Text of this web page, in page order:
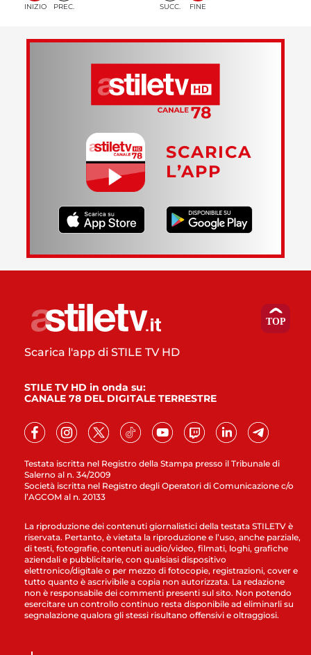
INIZIO PREC. SUCC. FINE
SCARICA
L’APP
Testata iscritta nel Registro della Stampa presso il Tribunale di
Salerno al n. 34/2009
Società iscritta nel Registro degli Operatori di Comunicazione c/o
l’AGCOM al n. 20133
Scarica l'app di STILE TV HD
STILE TV HD in onda su:
CANALE 78 DEL DIGITALE TERRESTRE
La riproduzione dei contenuti giornalistici della testata STILETV è
riservata. Pertanto, è vietata la riproduzione e l’uso, anche parziale,
di testi, fotografie, contenuti audio/video, filmati, loghi, grafiche
aziendali e pubblicitarie, con qualsiasi dispositivo
elettronico/digitale o per mezzo di fotocopie, registrazioni, cover e
tutto quanto è ascrivibile a copia non autorizzata. La redazione
non è responsabile dei commenti presenti sul sito. Non potendo
esercitare un controllo continuo resta disponibile ad eliminarli su
segnalazione qualora gli stessi risultano offensivi e oltraggiosi.